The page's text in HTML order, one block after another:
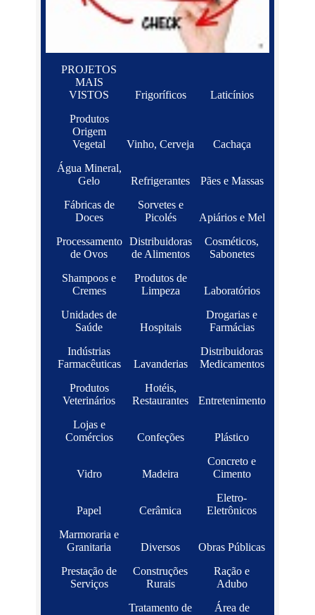
PROJETOS
MAIS
VISTOS
Frigoríficos
Laticínios
Produtos
Origem
Vegetal
Vinho, Cerveja
Cachaça
Água Mineral,
Gelo
Refrigerantes
Pães e Massas
Fábricas de
Doces
Sorvetes e
Picolés
Apiários e Mel
Processamento
de Ovos
Distribuidoras
de Alimentos
Cosméticos,
Sabonetes
Shampoos e
Cremes
Produtos de
Limpeza
Laboratórios
Unidades de
Saúde
Hospitais
Drogarias e
Farmácias
Indústrias
Farmacêuticas
Lavanderias
Distribuidoras
Medicamentos
Produtos
Veterinários
Hotéis,
Restaurantes
Entretenimento
Lojas e
Comércios
Confeções Plástico
Vidro Madeira
Concreto e
Cimento
Papel Cerâmica
Eletro-
Eletrônicos
Marmoraria e
Granitaria
Diversos
Obras Públicas
Prestação de
Serviços
Construções
Rurais
Ração e
Adubo
Tratamento de
Área de